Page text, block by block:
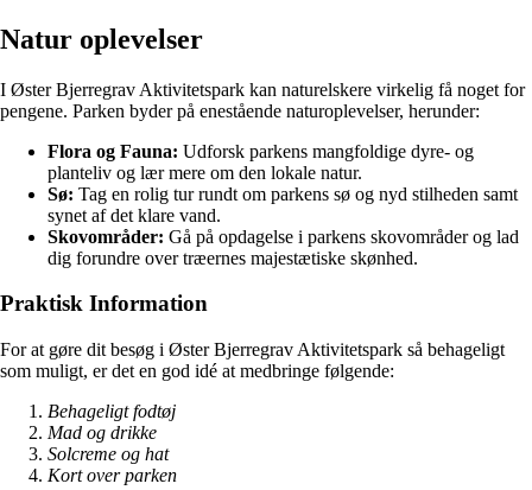
Natur oplevelser
I Øster Bjerregrav Aktivitetspark kan naturelskere virkelig få noget for
pengene. Parken byder på enestående naturoplevelser, herunder:
Flora og Fauna: Udforsk parkens mangfoldige dyre- og
planteliv og lær mere om den lokale natur.
Sø: Tag en rolig tur rundt om parkens sø og nyd stilheden samt
synet af det klare vand.
Skovområder: Gå på opdagelse i parkens skovområder og lad
dig forundre over træernes majestætiske skønhed.
Praktisk Information
For at gøre dit besøg i Øster Bjerregrav Aktivitetspark så behageligt
som muligt, er det en god idé at medbringe følgende:
Behageligt fodtøj
Mad og drikke
Solcreme og hat
Kort over parken